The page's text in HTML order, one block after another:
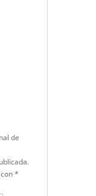
de
*